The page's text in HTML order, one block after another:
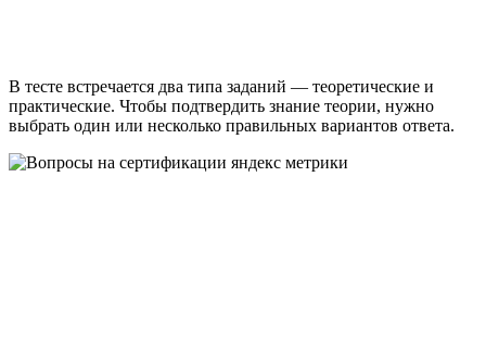
В тесте встречается два типа заданий — теоретические и
практические. Чтобы подтвердить знание теории, нужно
выбрать один или несколько правильных вариантов ответа.